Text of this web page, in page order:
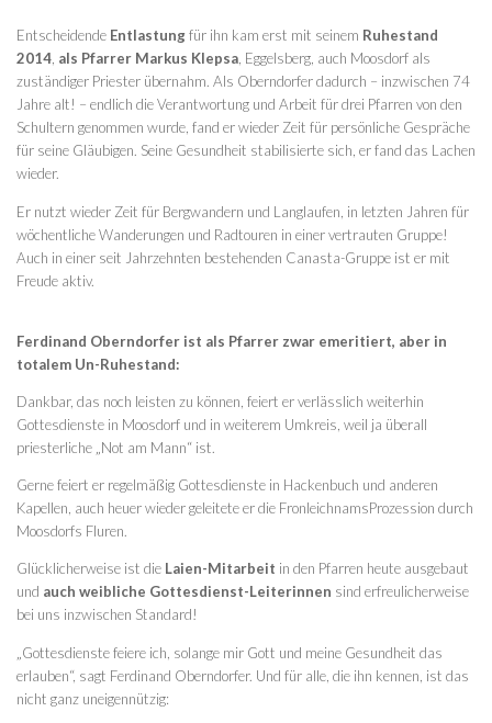
Entscheidende Entlastungfür ihn kam erst mit seinem Ruhestand
2014, als Pfarrer Markus Klepsa, Eggelsberg, auch Moosdorf als
zuständiger Priester übernahm. Als Oberndorfer dadurch – inzwischen 74
Jahre alt! – endlich die Verantwortung und Arbeit für drei Pfarren von den
Schultern genommen wurde, fand er wieder Zeit für persönliche Gespräche
für seine Gläubigen. Seine Gesundheit stabilisierte sich, er fand das Lachen
wieder.
Er nutzt wieder Zeit für Bergwandern und Langlaufen, in letzten Jahren für
wöchentliche Wanderungen und Radtouren in einer vertrauten Gruppe!
Auch in einer seit Jahrzehnten bestehenden Canasta-Gruppe ist er mit
Freude aktiv.
Ferdinand Oberndorfer ist als Pfarrer zwar emeritiert, aber in
totalem Un-Ruhestand:
Dankbar, das noch leisten zu können, feiert er verlässlich weiterhin
Gottesdienste in Moosdorf und in weiterem Umkreis, weil ja überall
priesterliche „Not am Mann“ ist.
Gerne feiert er regelmäßig Gottesdienste in Hackenbuch und anderen
Kapellen, auch heuer wieder geleitete er die FronleichnamsProzession durch
Moosdorfs Fluren.
Glücklicherweise ist die Laien-Mitarbeit in den Pfarren heute ausgebaut
und auch weibliche Gottesdienst-Leiterinnen sind erfreulicherweise
bei uns inzwischen Standard!
„Gottesdienste feiere ich, solange mir Gott und meine Gesundheit das
erlauben“, sagt Ferdinand Oberndorfer. Und für alle, die ihn kennen, ist das
nicht ganz uneigennützig: